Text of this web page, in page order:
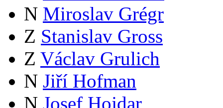
N Miroslav Grégr
Z Stanislav Gross
Z Václav Grulich
N Jiří Hofman
N Josef Hojdar